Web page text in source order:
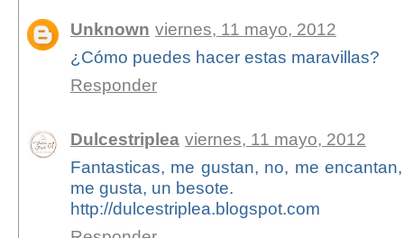
Unknown viernes, 11 mayo, 2012
¿Cómo puedes hacer estas maravillas?
Responder
Dulcestriplea viernes, 11 mayo, 2012
Fantasticas, me gustan, no, me
me gusta, un besote.
http://dulcestriplea.blogspot.com